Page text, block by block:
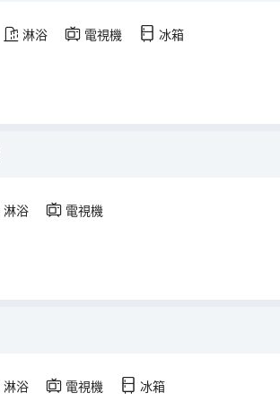
淋浴 電視機 冰箱
淋浴 電視機
淋浴 電視機 冰箱